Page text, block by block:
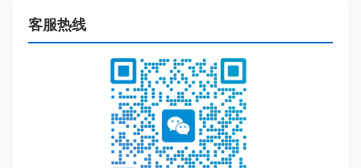
客服热线